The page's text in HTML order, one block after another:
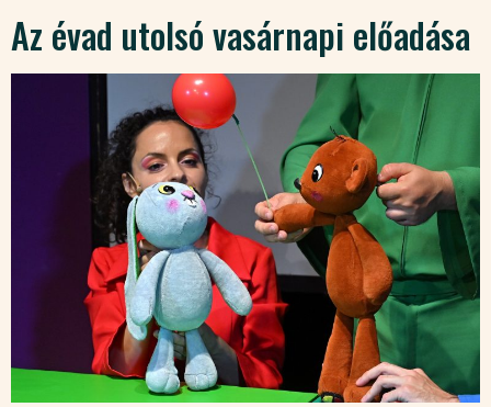
Az évad utolsó vasárnapi előadása